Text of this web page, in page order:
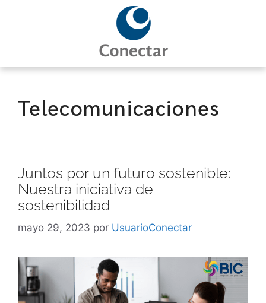
Telecomunicaciones
Juntos por un futuro sostenible:
Nuestra iniciativa de
sostenibilidad
mayo 29, 2023 por UsuarioConectar